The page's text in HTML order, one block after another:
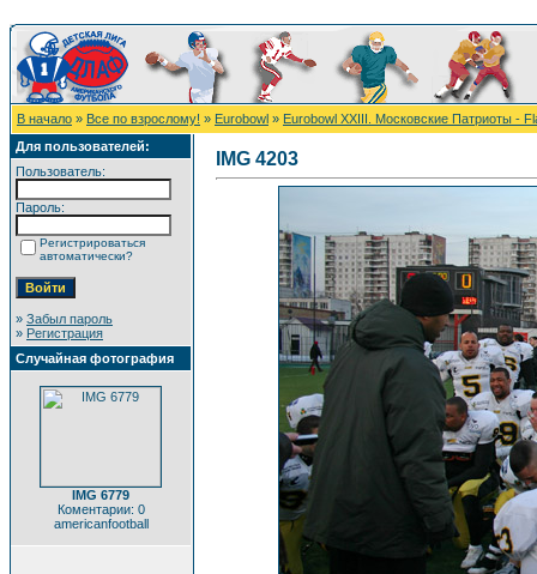
В начало » Все по взрослому! » Eurobowl » Eurobowl XXIII. Московские Патриоты -
Для пользователей:
Пользователь:
Пароль:
Регистрироваться
автоматически?
» Забыл пароль
» Регистрация
Случайная фотография
IMG 6779
Коментарии: 0
americanfootball
IMG 4203